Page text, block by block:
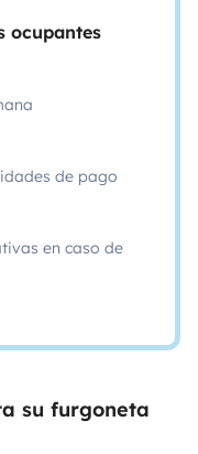
ocupantes
de pago
en caso de
su furgoneta